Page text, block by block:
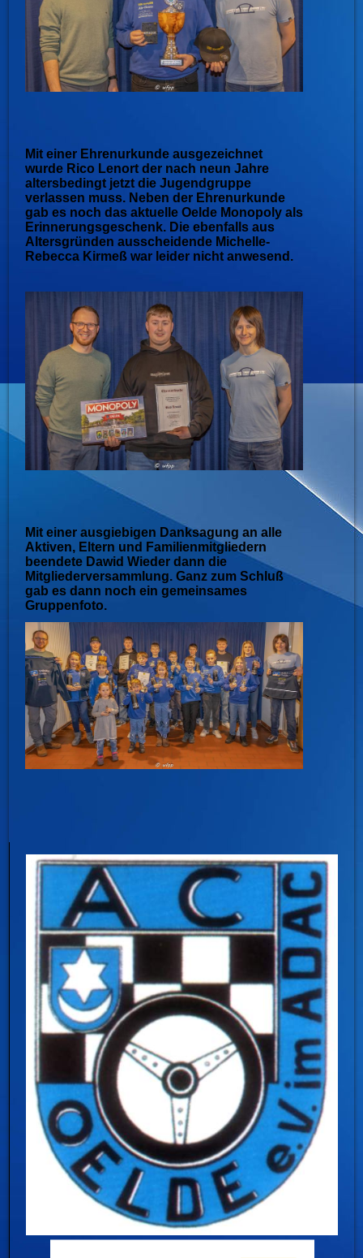
Mit einer Ehrenurkunde ausgezeichnet
wurde Rico Lenort der nach neun Jahre
altersbedingt jetzt die Jugendgruppe
verlassen muss. Neben der Ehrenurkunde
gab es noch das aktuelle Oelde Monopoly als
Erinnerungsgeschenk. Die ebenfalls aus
Altersgründen ausscheidende Michelle-
Rebecca Kirmeß war leider nicht anwesend.
Mit einer ausgiebigen Danksagung an alle
Aktiven, Eltern und Familienmitgliedern
beendete Dawid Wieder dann die
Mitgliederversammlung. Ganz zum Schluß
gab es dann noch ein gemeinsames
Gruppenfoto.